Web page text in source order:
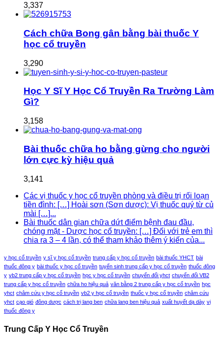
3,337
Cách chữa Bong gân bằng bài thuốc Y
học cổ truyền
3,290
Học Y Sĩ Y Học Cổ Truyền Ra Trường Làm
Gì?
3,158
Bài thuốc chữa ho bằng gừng cho người
lớn cực kỳ hiệu quả
3,141
Các vị thuốc y học cổ truyền phòng và điều trị rối loạn
tiền đình: […] Hoài sơn (Sơn dược): Vị thuốc quý từ củ
mài […]...
Bài thuốc dân gian chữa dứt điểm bệnh đau đầu,
chóng mặt - Dược học cổ truyền: […] Đối với trẻ em thì
chia ra 3 – 4 lần, có thể tham khảo thêm ý kiến của...
y học cổ truyền y sĩ y học cổ truyền trung cấp y học cổ truyền bài thuốc YHCT bài
thuốc đông y bài thuốc y học cổ truyền tuyển sinh trung cấp y học cổ truyền thuốc đông
y vb2 trung cấp y học cổ truyền học y học cổ truyền chuyển đổi yhct chuyển đổi VB2
trung cấp y học cổ truyền chữa ho hiệu quả văn bằng 2 trung cấp y học cổ truyền học
yhct châm cứu y học cổ truyền vb2 y học cổ truyền thuốc y học cổ truyền châm cứu
yhct cạo gió đông dược cách trị lang ben chữa lang ben hiệu quả xuất huyết dạ dày vị
thuốc đông y
Trung Cấp Y Học Cổ Truyền